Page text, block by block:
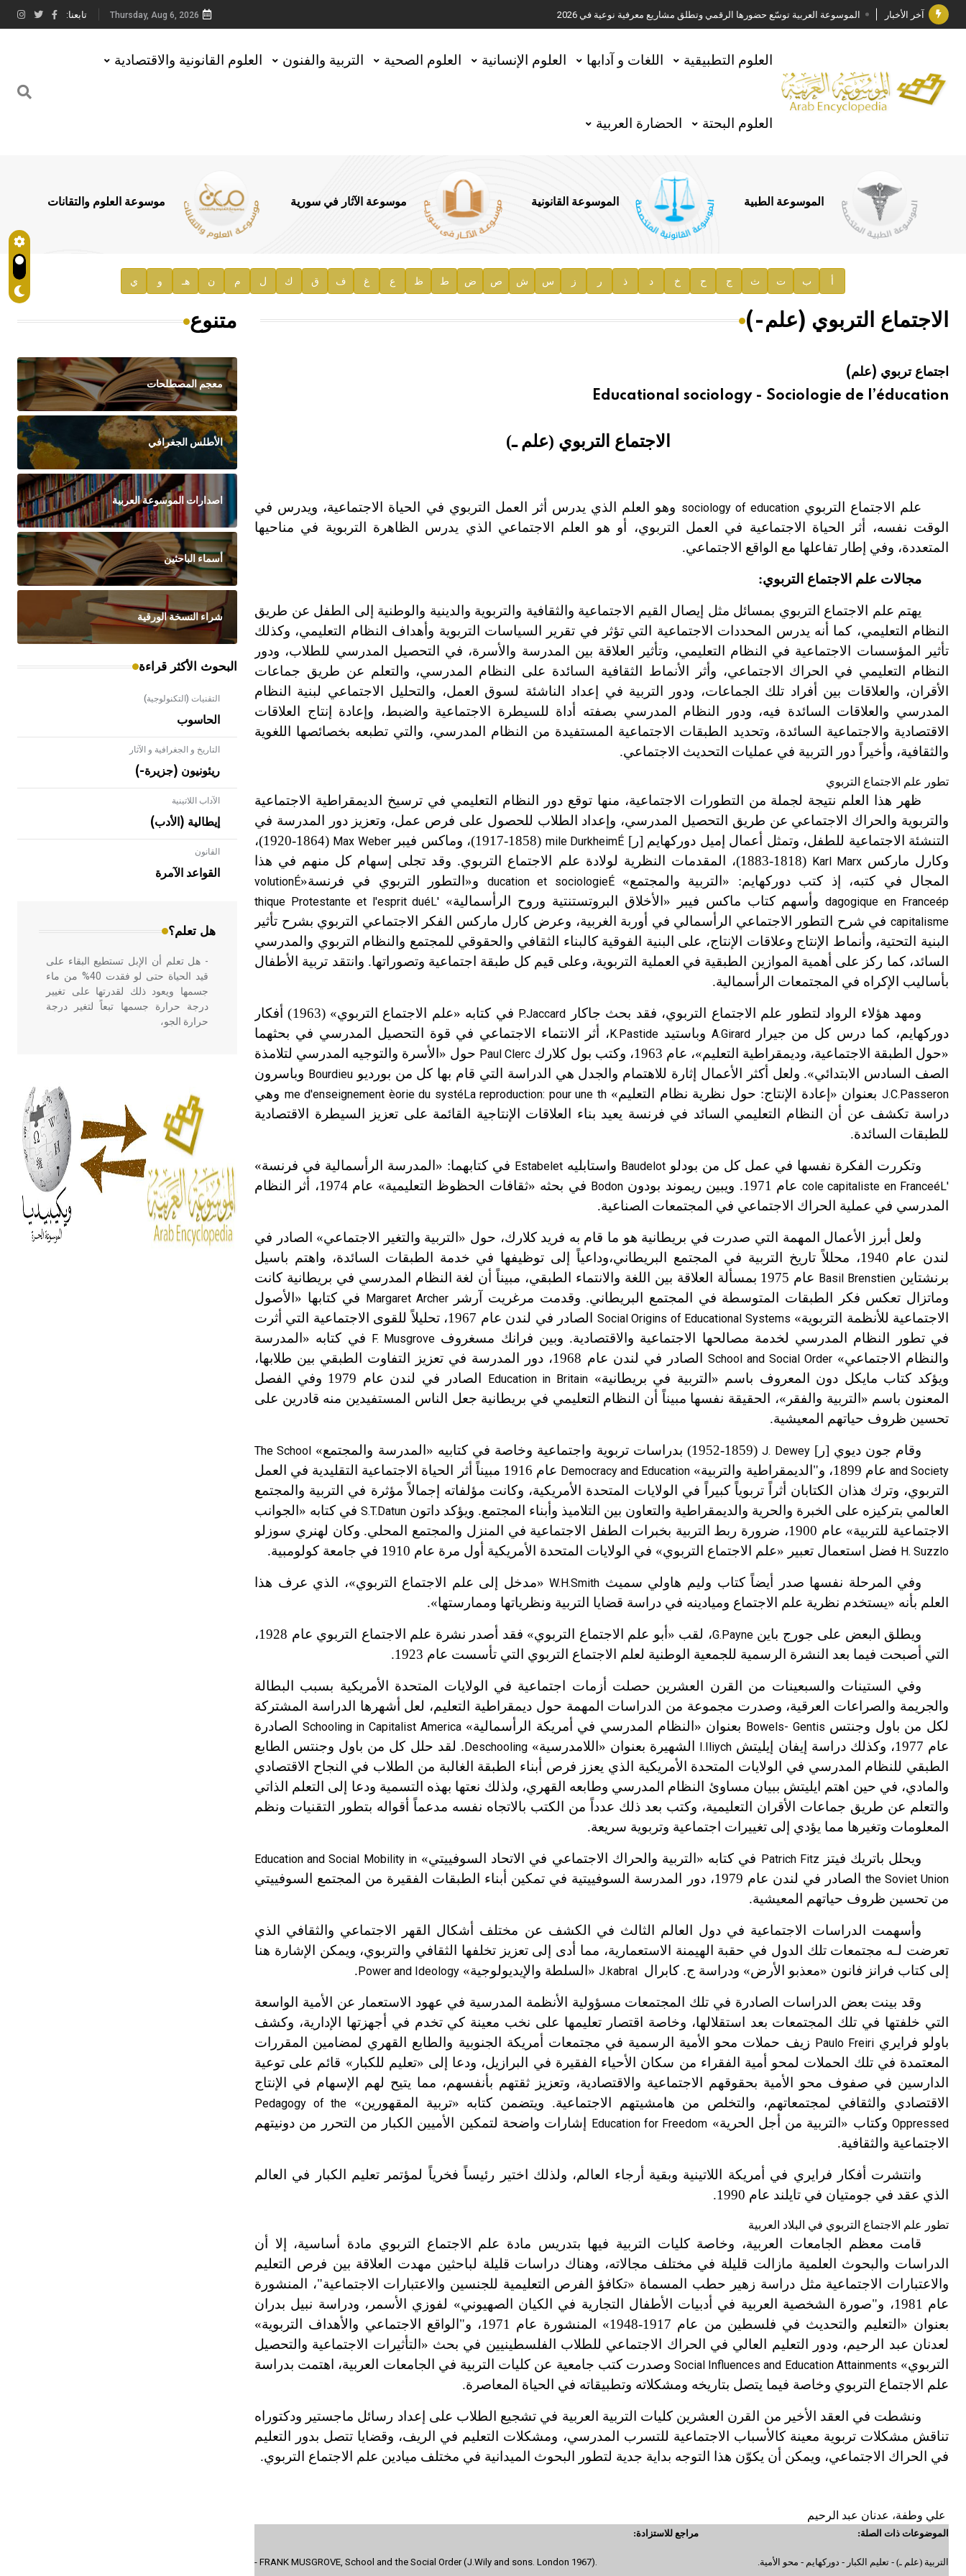
آخر الأخبار الموسوعة العربية توسّع حضورها الرقمي وتطلق مشاريع معرفية نوعية في 2026
جائزة مجمع الملك سلمان العالمي للغة العربية 2025
الأستاذ إياد خالد الطباع مدير عام لهيئة الموسوعة العربية
السيد محمد ياسين صالح وزيرا للثقافة
توصيات مجلس الإدارة
صدور المجلد السابع من موسوعة الآثار في سورية
إعلان..
هيئة الموسوعة العربية تطلق موسوعات جديدة في عام 2026
Thursday, Aug 6, 2026 تابعنا:
العلوم التطبيقية اللغات و آدابها العلوم الإنسانية العلوم الصحية التربية والفنون العلوم القانونية والاقتصادية
العلوم البحتة الحضارة العربية
الموسوعة الطبية الموسوعة القانونية موسوعة الآثار في سورية موسوعة العلوم والتقانات
أ ب ت ث ج ح خ د ذ ر ز س ش ص ض ط ظ ع غ ف ق ك ل م ن هـ و ي
الاجتماع التربوي (علم-)
اجتماع تربوي (علم)
Educational sociology - Sociologie de l’éducation
الاجتماع التربوي (علم ـ)
علم الاجتماع التربويsociology of education وهو العلم الذي يدرس أثر العمل التربوي في الحياة الاجتماعية، ويدرس في
الوقت نفسه، أثر الحياة الاجتماعية في العمل التربوي، أو هو العلم الاجتماعي الذي يدرس الظاهرة التربوية في مناحيها
المتعددة، وفي إطار تفاعلها مع الواقع الاجتماعي.
مجالات علم الاجتماع التربوي:
يهتم علم الاجتماع التربوي بمسائل مثل إيصال القيم الاجتماعية والثقافية والتربوية والدينية والوطنية إلى الطفل عن طريق
النظام التعليمي، كما أنه يدرس المحددات الاجتماعية التي تؤثر في تقرير السياسات التربوية وأهداف النظام التعليمي، وكذلك
تأثير المؤسسات الاجتماعية في النظام التعليمي، وتأثير العلاقة بين المدرسة والأسرة، في التحصيل المدرسي للطلاب، ودور
النظام التعليمي في الحراك الاجتماعي، وأثر الأنماط الثقافية السائدة على النظام المدرسي، والتعلم عن طريق جماعات
الأقران، والعلاقات بين أفراد تلك الجماعات، ودور التربية في إعداد الناشئة لسوق العمل، والتحليل الاجتماعي لبنية النظام
المدرسي والعلاقات السائدة فيه، ودور النظام المدرسي بصفته أداة للسيطرة الاجتماعية والضبط، وإعادة إنتاج العلاقات
الاقتصادية والاجتماعية السائدة، وتحديد الطبقات الاجتماعية المستفيدة من النظام المدرسي، والتي تطبعه بخصائصها اللغوية
والثقافية، وأخيراً دور التربية في عمليات التحديث الاجتماعي.
تطور علم الاجتماع التربوي
ظهر هذا العلم نتيجة لجملة من التطورات الاجتماعية، منها توقع دور النظام التعليمي في ترسيخ الديمقراطية الاجتماعية
والتربوية والحراك الاجتماعي عن طريق التحصيل المدرسي، وإعداد الطلاب للحصول على فرص عمل، وتعزيز دور المدرسة في
التنشئة الاجتماعية للطفل، وتمثل أعمال إميل دوركهايم [ر] É
mile Durkheim (1858-1917)، وماكس فيبر Max Weber
(1864-1920)،
وكارل ماركسKarl Marx
(1818-1883)، المقدمات النظرية لولادة علم الاجتماع التربوي. وقد تجلى إسهام كل منهم في هذا
المجال في كتبه، إذ كتب دوركهايم: «التربية والمجتمع»É
ducation et sociologie و« التطور التربوي في فرنسة«
É
volution
p
é
dagogique en Franceوأسهم كتاب ماكس فيبر «الأخلاق البروتستنتية وروح الرأسمالية» L'
é
thique Protestante et l'esprit du
capitalisme في شرح التطور الاجتماعي الرأسمالي في أوربة الغربية، وعرض كارل ماركس الفكر الاجتماعي التربوي بشرح تأثير
البنية التحتية، وأنماط الإنتاج وعلاقات الإنتاج، على البنية الفوقية كالبناء الثقافي والحقوقي للمجتمع والنظام التربوي والمدرسي
السائد، كما ركز على أهمية الموازين الطبقية في العملية التربوية، وعلى قيم كل طبقة اجتماعية وتصوراتها. وانتقد تربية الأطفال
بأساليب الإكراه في المجتمعات الرأسمالية.
ومهد هؤلاء الرواد لتطور علم الاجتماع التربوي، فقد بحث جاكار P.Jaccard
في كتابه «علم الاجتماع التربوي» (1963) أفكار
دوركهايم، كما درس كل من جيرارA.Girard وباستيدK.Pastide، أثر الانتماء الاجتماعي في قوة التحصيل المدرسي في بحثهما
«حول الطبقة الاجتماعية، وديمقراطية التعليم»، عام 1963، وكتب بول كلارك Paul Clerc حول «الأسرة والتوجيه المدرسي لتلامذة
الصف السادس الابتدائي». ولعل أكثر الأعمال إثارة للاهتمام والجدل هي الدراسة التي قام بها كل من بورديوBourdieu وباسرون
J.C.Passeronبعنوان «إعادة الإنتاج: حول نظرية نظام التعليم»La reproduction: pour une th
é
orie du syst
è
me d'enseignement وهي
دراسة تكشف عن أن النظام التعليمي السائد في فرنسة يعيد بناء العلاقات الإنتاجية القائمة على تعزيز السيطرة الاقتصادية
للطبقات السائدة.
وتكررت الفكرة نفسها في عمل كل من بودلو Baudelot واستابليه Estabelet في كتابهما: «المدرسة الرأسمالية في فرنسة»
L'
é
cole capitaliste en France عام 1971. ويبين ريموند بودون Bodon
في بحثه «ثقافات الحظوظ التعليمية» عام 1974، أثر النظام
المدرسي في عملية الحراك الاجتماعي في المجتمعات الصناعية.
ولعل أبرز الأعمال المهمة التي صدرت في بريطانية هو ما قام به فريد كلارك، حول «التربية والتغير الاجتماعي» الصادر في
لندن عام 1940، محللاً تاريخ التربية في المجتمع البريطاني،وداعياً إلى توظيفها في خدمة الطبقات السائدة، واهتم باسيل
برنشتاين Basil Brenstien
عام 1975 بمسألة العلاقة بين اللغة والانتماء الطبقي، مبيناً أن لغة النظام المدرسي في بريطانية كانت
وماتزال تعكس فكر الطبقات المتوسطة في المجتمع البريطاني. وقدمت مرغريت آرشرMargaret Archer في كتابها «الأصول
الاجتماعية للأنظمة التربوية» Social Origins of Educational Systems
الصادر في لندن عام 1967، تحليلاً للقوى الاجتماعية التي أثرت
في تطور النظام المدرسي لخدمة مصالحها الاجتماعية والاقتصادية. وبين فرانك مسغروف F. Musgrove في كتابه «المدرسة
والنظام الاجتماعي»School and Social Order
الصادر في لندن عام 1968، دور المدرسة في تعزيز التفاوت الطبقي بين طلابها،
ويؤكد كتاب مايكل دون المعروف باسم «التربية في بريطانية» Education in Britain
الصادر في لندن عام 1979 وفي الفصل
المعنون باسم «التربية والفقر »، الحقيقة نفسها مبيناً أن النظام التعليمي في بريطانية جعل الناس المستفيدين منه قادرين على
تحسين ظروف حياتهم المعيشية.
وقام جون ديوي [ر]J. Dewey(1859-1952) بدراسات تربوية واجتماعية وخاصة في كتابيه «المدرسة والمجتمع»
The School
and Society عام 1899، و"الديمقراطية والتربية» Democracy and Education عام 1916 مبيناً أثر الحياة الاجتماعية التقليدية في العمل
التربوي، وترك هذان الكتابان أثراً تربوياً كبيراً في الولايات المتحدة الأمريكية، وكانت مؤلفاته إجمالاً مؤثرة في التربية والمجتمع
العالمي بتركيزه على الخبرة والحرية والديمقراطية والتعاون بين التلاميذ وأبناء المجتمع. ويؤكد داتون S.T.Datun في كتابه «الجوانب
الاجتماعية للتربية» عام 1900، ضرورة ربط التربية بخبرات الطفل الاجتماعية في المنزل والمجتمع المحلي. وكان لهنري سوزلو
H. Suzzlo فضل استعمال تعبير «علم الاجتماع التربوي» في الولايات المتحدة الأمريكية أول مرة عام 1910 في جامعة كولومبية.
وفي المرحلة نفسها صدر أيضاً كتاب وليم هاولي سميث W.H.Smith«مدخل إلى علم الاجتماع التربوي»، الذي عرف هذا
العلم بأنه «يستخدم نظرية علم الاجتماع وميادينه في دراسة قضايا التربية ونظرياتها وممارستها»
.
ويطلق البعض على جورج باينG.Payne
، لقب «أبو علم الاجتماع التربوي» فقد أصدر نشرة علم الاجتماع التربوي عام 1928،
التي أصبحت فيما بعد النشرة الرسمية للجمعية الوطنية لعلم الاجتماع التربوي التي تأسست عام 1923.
وفي الستينات والسبعينات من القرن العشرين حصلت أزمات اجتماعية في الولايات المتحدة الأمريكية بسبب البطالة
والجريمة والصراعات العرقية، وصدرت مجموعة من الدراسات المهمة حول ديمقراطية التعليم، لعل أشهرها الدراسة المشتركة
لكل من باول وجنتس Bowels- Gentis بعنوان «النظام المدرسي في أمريكة الرأسمالية»Schooling in Capitalist America الصادرة
عام 1977، وكذلك دراسة إيفان إيليتش
I.Iliych الشهيرة بعنوان «اللامدرسية»Deschooling. لقد حلل كل من باول وجنتس الطابع
الطبقي للنظام المدرسي في الولايات المتحدة الأمريكية الذي يعزز فرص أبناء الطبقة الغالبة من الطلاب في النجاح الاقتصادي
والمادي، في حين اهتم ايليتش ببيان مساوئ النظام المدرسي وطابعه القهري، ولذلك نعتها بهذه التسمية ودعا إلى التعلم الذاتي
والتعلم عن طريق جماعات الأقران التعليمية، وكتب بعد ذلك عدداً من الكتب بالاتجاه نفسه مدعماً أقواله بتطور التقنيات ونظم
المعلومات وتغيرها مما يؤدي إلى تغييرات اجتماعية وتربوية سريعة.
ويحلل باتريك فيتز Patrich Fitz في كتابه «التربية والحراك الاجتماعي في الاتحاد السوفييتي»Education and Social Mobility in
the Soviet Union
الصادر في لندن عام 1979، دور المدرسة السوفييتية في تمكين أبناء الطبقات الفقيرة من المجتمع السوفييتي
من تحسين ظروف حياتهم المعيشية.
وأسهمت الدراسات الاجتماعية في دول العالم الثالث في الكشف عن مختلف أشكال القهر الاجتماعي والثقافي الذي
تعرضت لـه مجتمعات تلك الدول في حقبة الهيمنة الاستعمارية، مما أدى إلى تعزيز تخلفها الثقافي والتربوي، ويمكن الإشارة هنا
إلى كتاب فرانز فانون «معذبو الأرض» ودراسة ج. كابرال J.kabral
« السلطة والإيديولوجية» Power and Ideology
.
وقد بينت بعض الدراسات الصادرة في تلك المجتمعات مسؤولية الأنظمة المدرسية في عهود الاستعمار عن الأمية الواسعة
التي خلفتها في تلك المجتمعات بعد استقلالها، وخاصة اقتصار تعليمها على نخب معينة كي تخدم في أجهزتها الإدارية، وكشف
باولو فرايريPaulo Freiri زيف حملات محو الأمية الرسمية في مجتمعات أمريكة الجنوبية والطابع القهري لمضامين المقررات
المعتمدة في تلك الحملات لمحو أمية الفقراء من سكان الأحياء الفقيرة في البرازيل، ودعا إلى «تعليم للكبار» قائم على توعية
الدارسين في صفوف محو الأمية بحقوقهم الاجتماعية والاقتصادية، وتعزيز ثقتهم بأنفسهم، مما يتيح لهم الإسهام في الإنتاج
الاقتصادي والثقافي لمجتمعاتهم، والتخلص من هامشيتهم الاجتماعية. ويتضمن كتابه «تربية المقهورين» Pedagogy of the
Oppressedوكتاب «التربية من أجل الحرية» Education for Freedom
إشارات واضحة لتمكين الأميين الكبار من التحرر من دونيتهم
الاجتماعية والثقافية.
وانتشرت أفكار فرايري في أمريكة اللاتينية وبقية أرجاء العالم، ولذلك اختير رئيساً فخرياً لمؤتمر تعليم الكبار في العالم
الذي عقد في جومتيان في تايلند عام 1990.
تطور علم الاجتماع التربوي في البلاد العربية
قامت معظم الجامعات العربية، وخاصة كليات التربية فيها بتدريس مادة علم الاجتماع التربوي مادة أساسية، إلا أن
الدراسات والبحوث العلمية مازالت قليلة في مختلف مجالاته، وهناك دراسات قليلة لباحثين مهدت العلاقة بين فرص التعليم
والاعتبارات الاجتماعية مثل دراسة زهير حطب المسماة «تكافؤ الفرص التعليمية للجنسين والاعتبارات الاجتماعية"، المنشورة
عام 1981، و"صورة الشخصية العربية في أدبيات الأطفال التجارية في الكيان الصهيوني» لفوزي الأسمر، ودراسة نبيل بدران
بعنوان «التعليم والتحديث في فلسطين من عام 1917-1948» المنشورة عام 1971، و"الواقع الاجتماعي والأهداف التربوية»
لعدنان عبد الرحيم، ودور التعليم العالي في الحراك الاجتماعي للطلاب الفلسطينيين في بحث «التأثيرات الاجتماعية والتحصيل
التربوي» Social Influences and Education Attainmentsوصدرت كتب جامعية عن كليات التربية في الجامعات العربية، اهتمت بدراسة
علم الاجتماع التربوي وخاصة فيما يتصل بتاريخه ومشكلاته وتطبيقاته في الحياة المعاصرة.
ونشطت في العقد الأخير من القرن العشرين كليات التربية العربية في تشجيع الطلاب على إعداد رسائل ماجستير ودكتوراه
تناقش مشكلات تربوية معينة كالأسباب الاجتماعية للتسرب المدرسي، ومشكلات التعليم في الريف، وقضايا تتصل بدور التعليم
في الحراك الاجتماعي، ويمكن أن يكوّن هذا التوجه بداية جدية لتطور البحوث الميدانية في مختلف ميادين علم الاجتماع التربوي.
علي وطفة، عدنان عبد الرحيم
الموضوعات ذات الصلة:
التربية (علم ـ) - تعليم الكبار - دوركهايم - محو الأمية.
مراجع للاستزادة:
- FRANK MUSGROVE, School and the Social Order (J.Wily and sons. London 1967).
متنوع
معجم المصطلحات
الأطلس الجغرافي
اصدارات الموسوعة العربية
أسماء الباحثين
شراء النسخة الورقية
البحوث الأكثر قراءة
التقنيات (التكنولوجية)
الحاسوب
التاريخ و الجغرافية و الآثار
ريئونيون (جزيرة-)
الآداب اللاتينية
إيطالية (الأدب)
القانون
القواعد الآمرة
هل تعلم؟
- هل تعلم أن الأبلق نوع من الفنون
الهندسية التي ارتبطت بالعمارة الإسلامية
في بلاد الشام ومصر خاصة، حيث يحرص
- هل تعلم أن الإبل تستطيع البقاء على
قيد الحياة حتى لو فقدت 40% من ماء
جسمها ويعود ذلك لقدرتها على تغيير
درجة حرارة جسمها تبعاً لتغير درجة
حرارة الجو،
أربعة مؤلفات هي: الحكم، الأدلة، تنظيم
التغذية، ورسالته في جروح الرأس.
ويعود له الفضل بأنه حرر الطب من
الدين والفلسفة.
- هل تعلم أن المرجان إفراز حيواني
يتكون في البحر ويتركب من مادة
كربونات الكلسيوم، وهو أحمر أو شديد
الحمرة وهو أجود أنواعه، ويمتاز بكبر
الحجم ويسمى الش